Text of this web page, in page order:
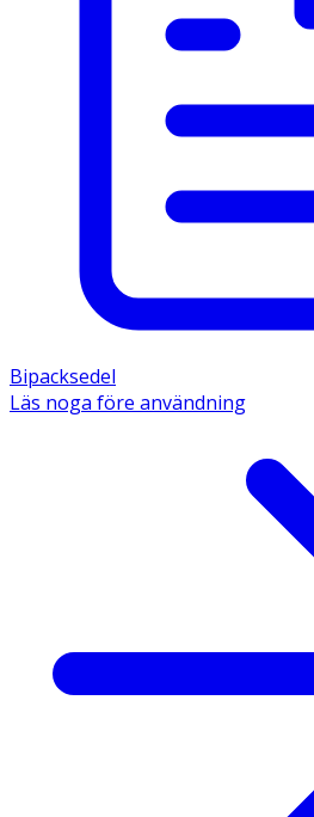
Bipacksedel
Läs noga före användning